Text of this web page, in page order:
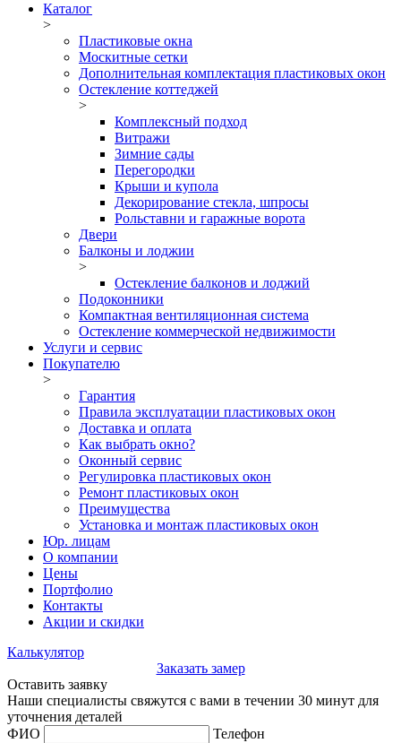
Каталог
>
Пластиковые окна
Москитные сетки
Дополнительная комплектация пластиковых окон
Остекление коттеджей
>
Комплексный подход
Витражи
Зимние сады
Перегородки
Крыши и купола
Декорирование стекла, шпросы
Рольставни и гаражные ворота
Двери
Балконы и лоджии
>
Остекление балконов и лоджий
Подоконники
Компактная вентиляционная система
Остекление коммерческой недвижимости
Услуги и сервис
Покупателю
>
Гарантия
Правила эксплуатации пластиковых окон
Доставка и оплата
Как выбрать окно?
Оконный сервис
Регулировка пластиковых окон
Ремонт пластиковых окон
Преимущества
Установка и монтаж пластиковых окон
Юр. лицам
О компании
Цены
Портфолио
Контакты
Акции и скидки
Калькулятор
Заказать замер
Оставить заявку
Наши специалисты свяжутся с вами в течении 30 минут для
уточнения деталей
ФИО
Телефон